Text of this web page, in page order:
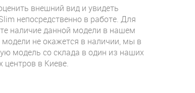
внешний вид и увидеть
непосредственно в работе. Для
наличие данной модели в нашем
не окажется в наличии, мы в
модель со склада в один из наших
центров в Киеве.